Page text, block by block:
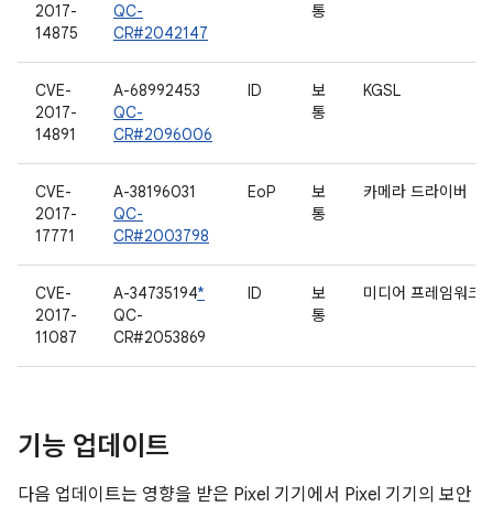
2017-
14875
QC-
CR#2042147
통
CVE-
2017-
14891
A-68992453
QC-
CR#2096006
ID
보
통
KGSL
CVE-
2017-
17771
A-38196031
QC-
CR#2003798
EoP
보
통
카메라 드라이버
CVE-
2017-
11087
A-34735194*
QC-
CR#2053869
ID
보
통
미디어 프레임워크
기능 업데이트
다음 업데이트는 영향을 받은 Pixel 기기에서 Pixel 기기의 보안